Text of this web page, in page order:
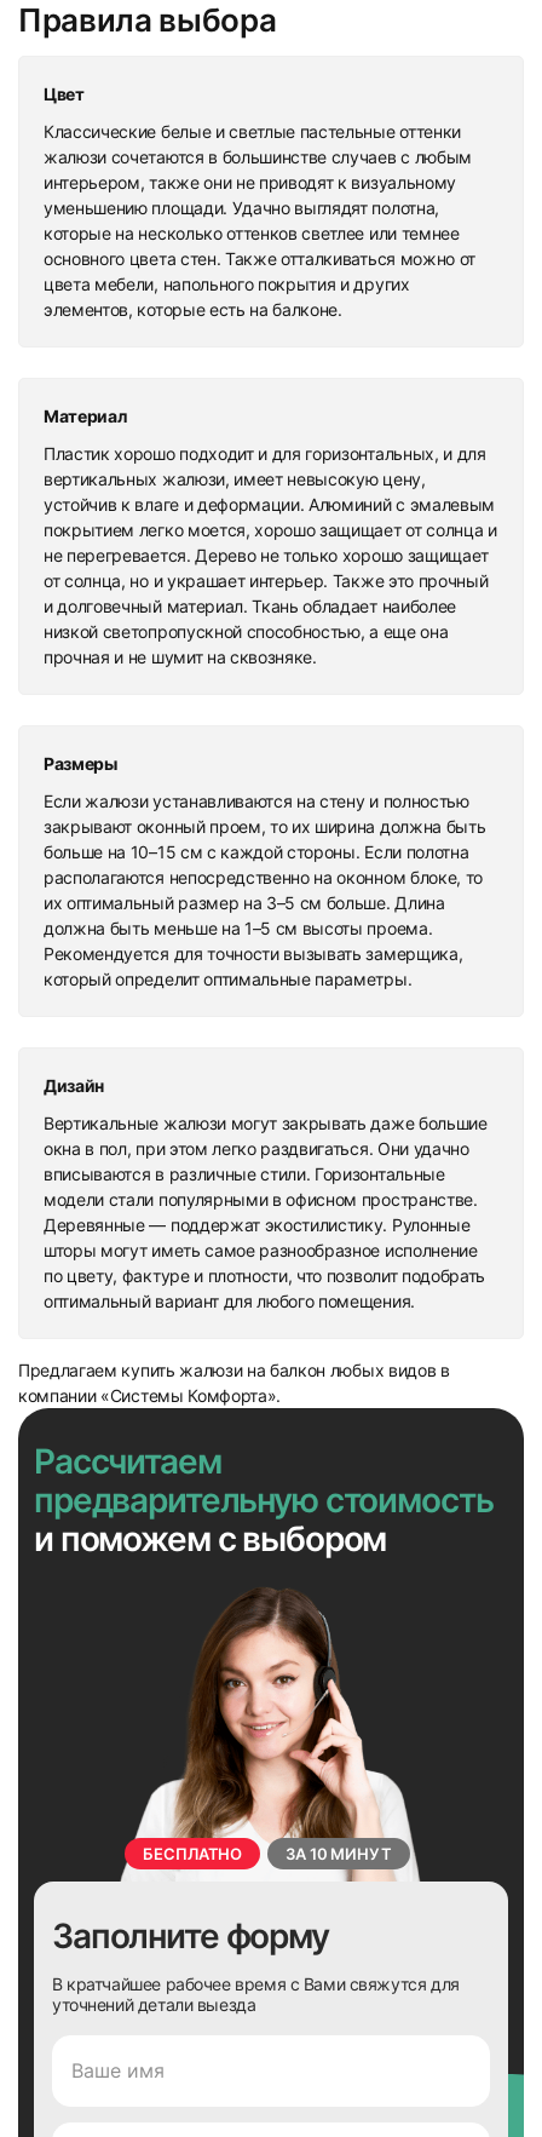
Правила выбора
Цвет
Классические белые и светлые пастельные оттенки
жалюзи сочетаются в большинстве случаев с любым
интерьером, также они не приводят к визуальному
уменьшению площади. Удачно выглядят полотна,
которые на несколько оттенков светлее или темнее
основного цвета стен. Также отталкиваться можно от
цвета мебели, напольного покрытия и других
элементов, которые есть на балконе.
Материал
Пластик хорошо подходит и для горизонтальных, и для
вертикальных жалюзи, имеет невысокую цену,
устойчив к влаге и деформации. Алюминий с эмалевым
покрытием легко моется, хорошо защищает от солнца и
не перегревается. Дерево не только хорошо защищает
от солнца, но и украшает интерьер. Также это прочный
и долговечный материал. Ткань обладает наиболее
низкой светопропускной способностью, а еще она
прочная и не шумит на сквозняке.
Размеры
Если жалюзи устанавливаются на стену и полностью
закрывают оконный проем, то их ширина должна быть
больше на 10–15 см с каждой стороны. Если полотна
располагаются непосредственно на оконном блоке, то
их оптимальный размер на 3–5 см больше. Длина
должна быть меньше на 1–5 см высоты проема.
Рекомендуется для точности вызывать замерщика,
который определит оптимальные параметры.
Дизайн
Вертикальные жалюзи могут закрывать даже большие
окна в пол, при этом легко раздвигаться. Они удачно
вписываются в различные стили. Горизонтальные
модели стали популярными в офисном пространстве.
Деревянные — поддержат экостилистику. Рулонные
шторы могут иметь самое разнообразное исполнение
по цвету, фактуре и плотности, что позволит подобрать
оптимальный вариант для любого помещения.
Предлагаем купить жалюзи на балкон любых видов в
компании «Системы Комфорта».
БЕСПЛАТНО ЗА 10 МИНУТ
Рассчитаем
предварительную стоимость
и поможем с выбором
Заполните форму
В кратчайшее рабочее время с Вами свяжутся для
уточнений детали выезда